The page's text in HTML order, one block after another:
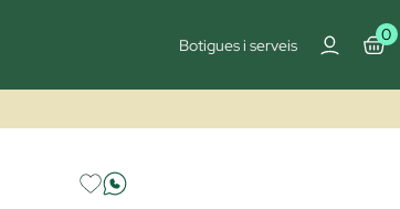
Botigues i serveis
0